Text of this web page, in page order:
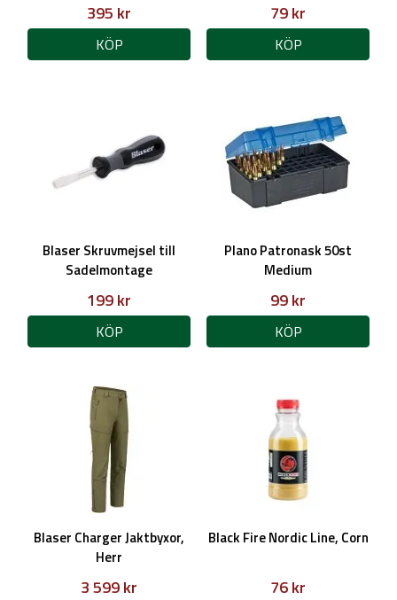
395 kr
KÖP
79 kr
KÖP
Blaser Skruvmejsel till
Sadelmontage
199 kr
KÖP
Plano Patronask 50st
Medium
99 kr
KÖP
Blaser Charger Jaktbyxor,
Herr
3 599 kr
Black Fire Nordic Line, Corn
76 kr